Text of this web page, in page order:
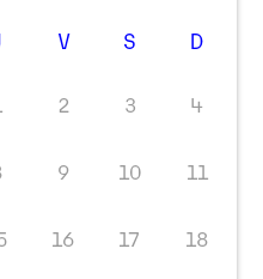
V S D
2 3 4
9 10 11
16 17 18